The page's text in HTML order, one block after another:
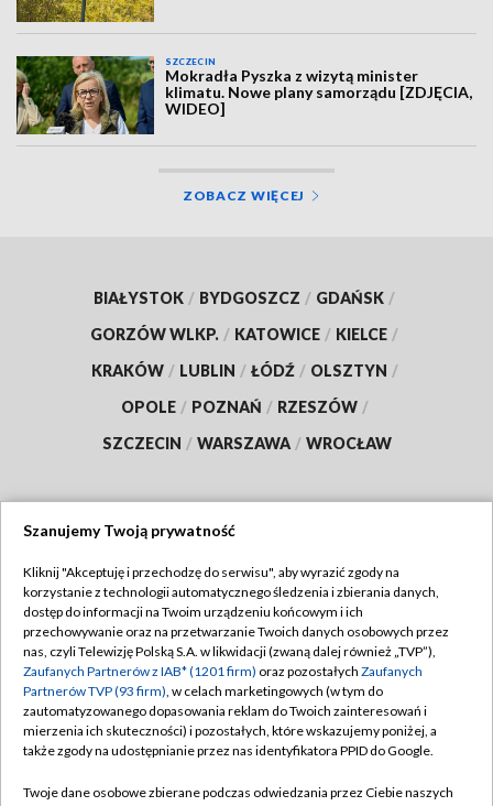
SZCZECIN
Mokradła Pyszka z wizytą minister
klimatu. Nowe plany samorządu [ZDJĘCIA,
WIDEO]
ZOBACZ WIĘCEJ
BIAŁYSTOK / BYDGOSZCZ / GDAŃSK /
GORZÓW WLKP. / KATOWICE / KIELCE /
KRAKÓW / LUBLIN / ŁÓDŹ / OLSZTYN /
OPOLE / POZNAŃ / RZESZÓW /
SZCZECIN / WARSZAWA / WROCŁAW
TVP
Abonament TVP
Emisja w TVP
Centrum informacji TVP
Naziemna Telewizja Cyfrowa
Regulamin TVP
Polityka prywatności
Moje zgody
Pomoc
Szanujemy Twoją prywatność
Kliknij "Akceptuję i przechodzę do serwisu", aby wyrazić zgody na
korzystanie z technologii automatycznego śledzenia i zbierania danych,
dostęp do informacji na Twoim urządzeniu końcowym i ich
przechowywanie oraz na przetwarzanie Twoich danych osobowych przez
nas, czyli Telewizję Polską S.A. w likwidacji (zwaną dalej również „TVP”),
Zaufanych Partnerów z IAB* (1201 firm) oraz pozostałych Zaufanych
Partnerów TVP (93 firm), w celach marketingowych (w tym do
zautomatyzowanego dopasowania reklam do Twoich zainteresowań i
mierzenia ich skuteczności) i pozostałych, które wskazujemy poniżej, a
także zgody na udostępnianie przez nas identyfikatora PPID do Google.
Twoje dane osobowe zbierane podczas odwiedzania przez Ciebie naszych